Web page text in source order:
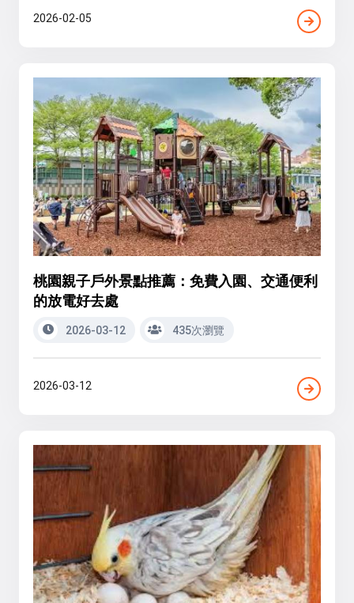
2026-02-05
桃園親子戶外景點推薦：免費入園、交通便利
的放電好去處
2026-03-12 435次瀏覽
2026-03-12